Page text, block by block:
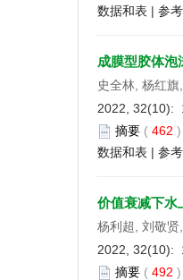
数据和表 | 参
成膜型胶体泡
史全林, 杨红
2022, 32(10):
摘要 ( 462
数据和表 | 参
价值衰减下水
杨利超, 刘敬
2022, 32(10):
摘要 ( 492